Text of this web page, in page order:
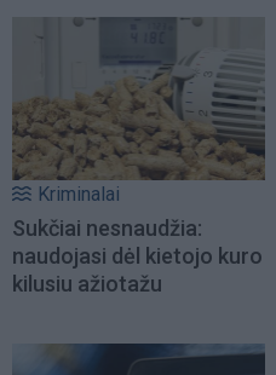
Kriminalai
Sukčiai nesnaudžia:
naudojasi dėl kietojo kuro
kilusiu ažiotažu